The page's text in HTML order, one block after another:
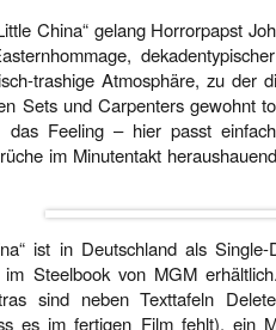
China“ gelang Horrorpapst
trashige Atmosphäre, zu der
Sets und Carpenters gewohnt
das Feeling – hier passt
im Minutentakt
ist in Deutschland als
im Steelbook von MGM
sind neben Texttafeln
es im fertigen Film fehlt), ein